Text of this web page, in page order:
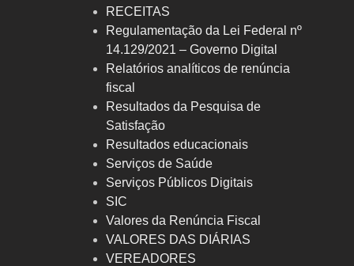
RECEITAS
Regulamentação da Lei Federal nº
14.129/2021 – Governo Digital
Relatórios analíticos de renúncia
fiscal
Resultados da Pesquisa de
Satisfação
Resultados educacionais
Serviços de Saúde
Serviços Públicos Digitais
SIC
Valores da Renúncia Fiscal
VALORES DAS DIÁRIAS
VEREADORES